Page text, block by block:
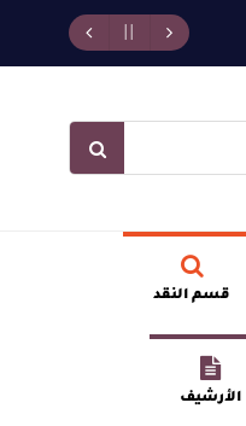
قسم النقد
الأرشيف